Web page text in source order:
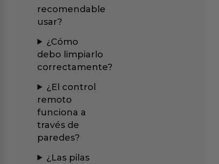
recomendable
usar?
¿Cómo
debo limpiarlo
correctamente?
¿El control
remoto
funciona a
través de
paredes?
¿Las pilas